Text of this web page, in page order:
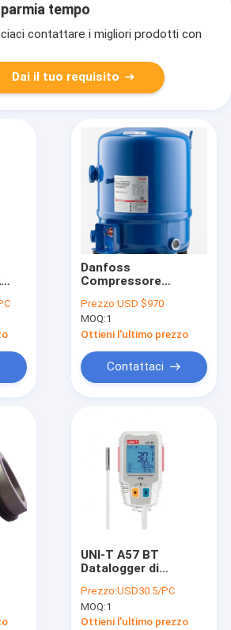
tempo
contattare i migliori prodotti con
Dai il tuo requisito
Danfoss
Compressore
R404A; R452A;
R454C; R455A
Prezzo:USD $970
MOQ:1
Ottieni l'ultimo prezzo
Contattaci
400/2
UNI-T A57 BT
Datalogger di
Umidità in Plastica,
Connettività,
Intervallo -40~85°C,
Prezzo:USD30.5/PC
MOQ:1
Ottieni l'ultimo prezzo